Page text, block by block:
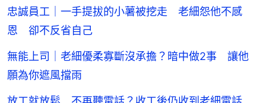
忠誠員工｜一手提拔的小薯被挖走 老細怨他不感
恩 卻不反省自己
無能上司｜老細優柔寡斷沒承擔？暗中做2事 讓他
願為你遮風擋雨